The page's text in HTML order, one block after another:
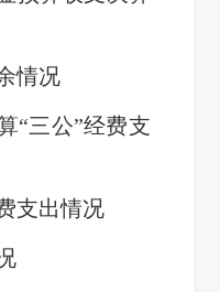
情况
“三公”经费支
支出情况